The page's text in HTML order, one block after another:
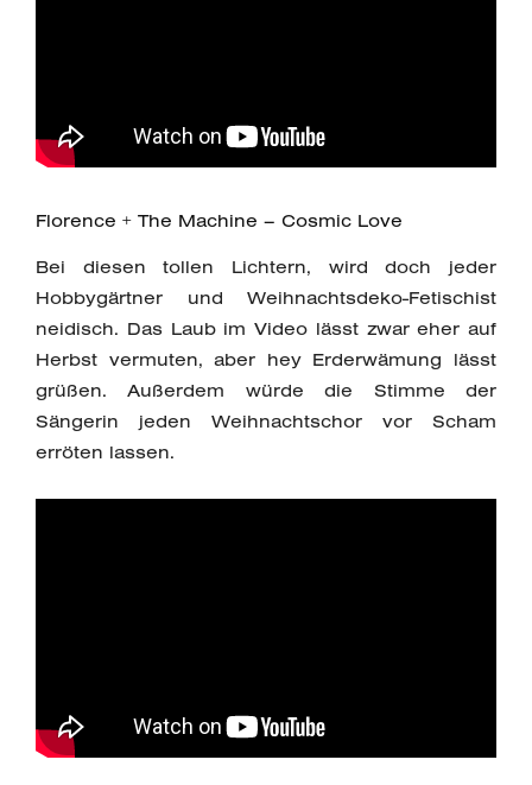
Florence + The Machine – Cosmic Love
Bei diesen tollen Lichtern, wird doch jeder
Hobbygärtner und Weihnachtsdeko-Fetischist
neidisch. Das Laub im Video lässt zwar eher auf
Herbst vermuten, aber hey Erderwämung lässt
grüßen. Außerdem würde die Stimme der
Sängerin jeden Weihnachtschor vor Scham
erröten lassen.